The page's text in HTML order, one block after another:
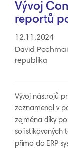
Vývoj
reportů
12.11.2024
David
republika
Vývoj nástrojů
zaznamenal v
zejména díky
sofistikovaných
přímo do ERP